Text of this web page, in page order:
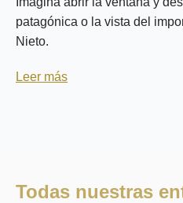
patagónica o la vista del
Nieto.
Leer más
Todas nuestras